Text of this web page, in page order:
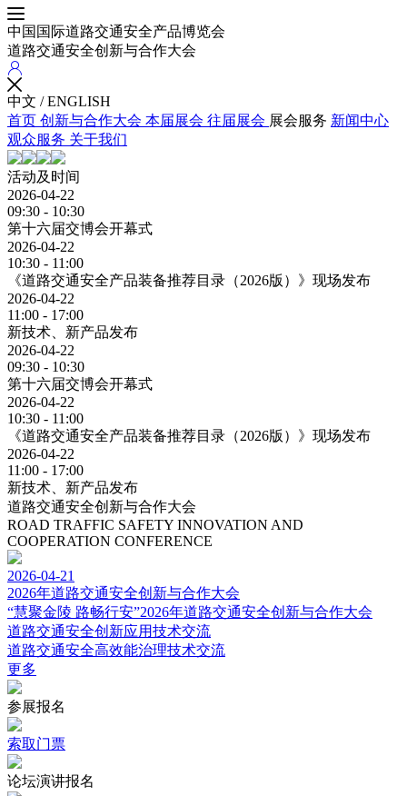
中国国际道路交通安全产品博览会
道路交通安全创新与合作大会
中文 / ENGLISH
首页 创新与合作大会 本届展会 往届展会 展会服务 新闻中心
观众服务 关于我们
活动及时间
2026-04-22
09:30 - 10:30
第十六届交博会开幕式
2026-04-22
10:30 - 11:00
《道路交通安全产品装备推荐目录（2026版）》现场发布
2026-04-22
11:00 - 17:00
新技术、新产品发布
2026-04-22
09:30 - 10:30
第十六届交博会开幕式
2026-04-22
10:30 - 11:00
《道路交通安全产品装备推荐目录（2026版）》现场发布
2026-04-22
11:00 - 17:00
新技术、新产品发布
道路交通安全创新与合作大会
ROAD TRAFFIC SAFETY INNOVATION AND
COOPERATION CONFERENCE
2026-04-21
2026年道路交通安全创新与合作大会
“慧聚金陵 路畅行安”2026年道路交通安全创新与合作大会
道路交通安全创新应用技术交流
道路交通安全高效能治理技术交流
更多
参展报名
索取门票
论坛演讲报名